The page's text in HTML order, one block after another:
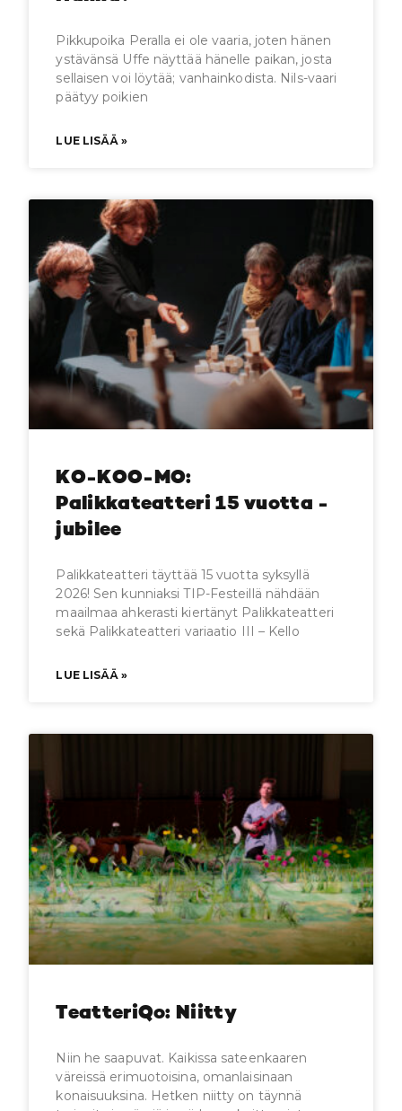
Pikkupoika Peralla ei ole vaaria, joten hänen
ystävänsä Uffe näyttää hänelle paikan, josta
sellaisen voi löytää; vanhainkodista. Nils-vaari
päätyy poikien
LUE LISÄÄ »
KO-KOO-MO:
Palikkateatteri 15 vuotta -
jubilee
Palikkateatteri täyttää 15 vuotta syksyllä
2026! Sen kunniaksi TIP-Festeillä nähdään
maailmaa ahkerasti kiertänyt Palikkateatteri
sekä Palikkateatteri variaatio III – Kello
LUE LISÄÄ »
TeatteriQo: Niitty
Niin he saapuvat. Kaikissa sateenkaaren
väreissä erimuotoisina, omanlaisinaan
konaisuuksina. Hetken niitty on täynnä